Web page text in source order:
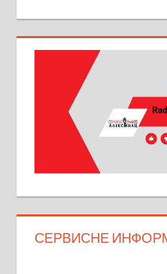
СЕРВИСНЕ